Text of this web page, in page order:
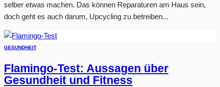
selber etwas machen. Das können Reparaturen am Haus sein,
doch geht es auch darum, Upcycling zu betreiben...
GESUNDHEIT
Flamingo-Test: Aussagen über
Gesundheit und Fitness